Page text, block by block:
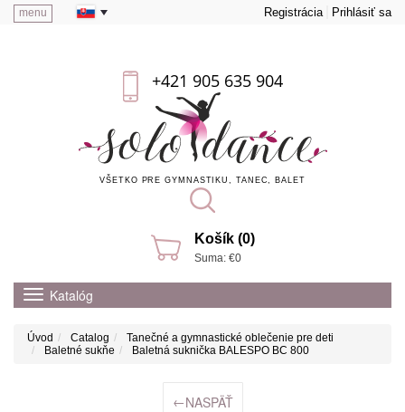
menu Registrácia Prihlásiť sa
+421 905 635 904
VŠETKO PRE GYMNASTIKU, TANEC, BALET
Košík (0)
Suma: €0
Katalóg
Úvod Catalog
Tanečné a gymnastické oblečenie pre deti
Baletné sukňe
Baletná suknička BALESPO ВС 800
←NASPÄŤ